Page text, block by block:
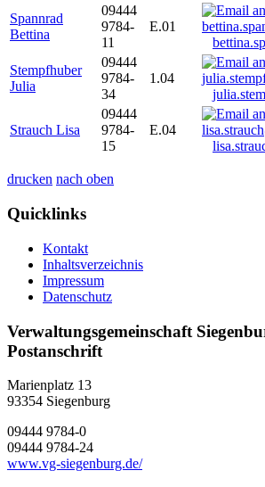
Spannrad
Bettina
09444
9784-
11
E.01
Stempfhuber
Julia
09444
9784-
34
1.04
Strauch Lisa
09444
9784-
15
E.04
drucken nach oben
Quicklinks
Kontakt
Inhaltsverzeichnis
Impressum
Datenschutz
Verwaltungsgemeinschaft
Postanschrift
Marienplatz 13
93354 Siegenburg
09444 9784-0
09444 9784-24
www.vg-siegenburg.de/